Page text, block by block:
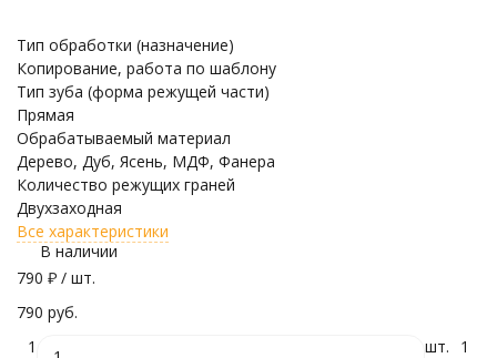
Тип обработки (назначение)
Копирование, работа по шаблону
Тип зуба (форма режущей части)
Прямая
Обрабатываемый материал
Дерево, Дуб, Ясень, МДФ, Фанера
Количество режущих граней
Двухзаходная
Все характеристики
В наличии
790 ₽ / шт.
790 руб.
1
шт. 1